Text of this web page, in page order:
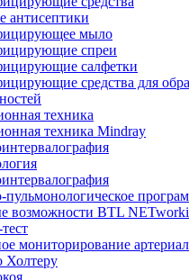
антисептики
мыло
спреи
салфетки
средства для
техника
техника Mindray
пульмонологическое
возможности BTL
мониторирование